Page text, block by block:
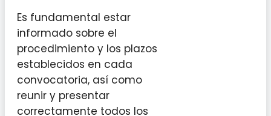
Es fundamental estar
informado sobre el
procedimiento y los plazos
establecidos en cada
convocatoria, así como
reunir y presentar
correctamente todos los